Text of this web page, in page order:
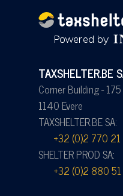
TAXSHELTER.BE
Corner Building -
1140 Evere
TAXSHELTER.BE SA:
+32 (0)2 770
SHELTER PROD SA:
+32 (0)2 880